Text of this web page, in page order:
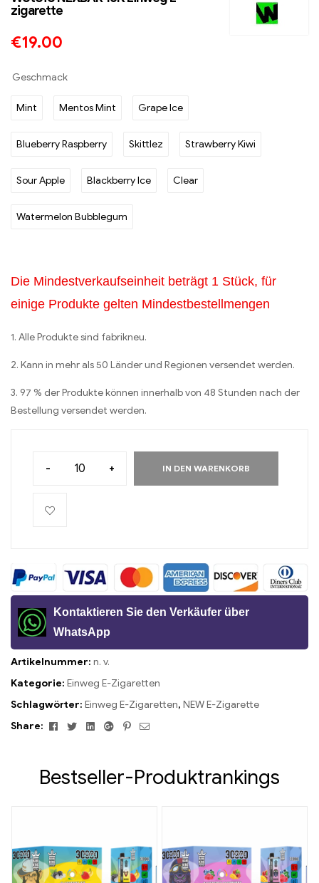
zigarette
€19.00
Geschmack
Mint Mentos Mint Grape Ice
Blueberry Raspberry Skittlez Strawberry Kiwi
Sour Apple Blackberry Ice Clear
Watermelon Bubblegum
Die Mindestverkaufseinheit beträgt 1 Stück, für
einige Produkte gelten Mindestbestellmengen
1. Alle Produkte sind fabrikneu.
2. Kann in mehr als 50 Länder und Regionen versendet werden.
3. 97 % der Produkte können innerhalb von 48 Stunden nach der
Bestellung versendet werden.
- + IN DEN WARENKORB
Kontaktieren Sie den Verkäufer über
WhatsApp
Artikelnummer: n. v.
Kategorie: Einweg E-Zigaretten
Schlagwörter: Einweg E-Zigaretten, NEW E-Zigarette
Share:
FacebookTwitterLinkedinGoogle+Pinterest
Email
Bestseller-Produktrankings